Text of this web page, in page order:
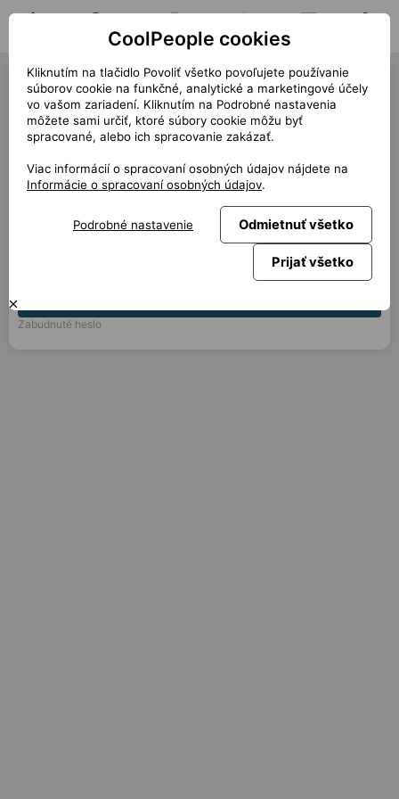
Hľadať pozíciu Moja pozícia Notifikácie
Prihlásiť Česky SlovenskyEnglishDeutsch
Nemáte svoj účet?Vytvorte ho, je to hneď.
E-mail
Zabudnuté heslo
CoolPeople cookies
Kliknutím na tlačidlo Povoliť všetko povoľujete používanie
súborov cookie na funkčné, analytické a marketingové účely
vo vašom zariadení. Kliknutím na Podrobné nastavenia
môžete sami určiť, ktoré súbory cookie môžu byť
spracované, alebo ich spracovanie zakázať.
Viac informácií o spracovaní osobných údajov nájdete na
Informácie o spracovaní osobných údajov.
Podrobné nastavenie Odmietnuť všetko
Prijať všetko